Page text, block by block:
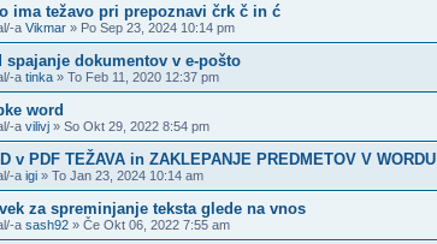
ima težavo pri prepoznavi črk č in ć
a Vikmar » Po Sep 23, 2024 10:14 pm
spajanje dokumentov v e-pošto
a tinka » To Feb 11, 2020 12:37 pm
word
a vilivj » So Okt 29, 2022 8:54 pm
v PDF TEŽAVA in ZAKLEPANJE PREDMETOV V WORDU
a igi » To Jan 23, 2024 10:14 am
za spreminjanje teksta glede na vnos
a sash92 » Če Okt 06, 2022 7:55 am